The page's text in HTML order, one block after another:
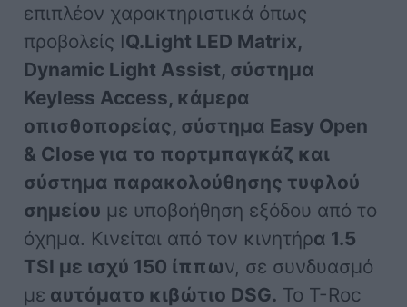
επιπλέον χαρακτηριστικά όπως
προβολείς IQ.Light LED Matrix,
Dynamic Light Assist, σύστημα
Keyless Access, κάμερα
οπισθοπορείας, σύστημα Easy Open
& Close για το πορτμπαγκάζ και
σύστημα παρακολούθησης τυφλού
σημείου με υποβοήθηση εξόδου από το
όχημα. Κινείται από τον κινητήρα 1.5
TSI με ισχύ 150 ίππων, σε συνδυασμό
με αυτόματο κιβώτιο DSG. Το T-Roc